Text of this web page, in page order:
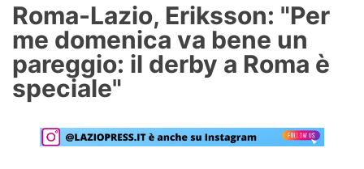
Formello
Infortuni
Primavera
Calciomercato
Roma-Lazio, Eriksson: "Per
me domenica va bene un
pareggio: il derby a Roma è
speciale"